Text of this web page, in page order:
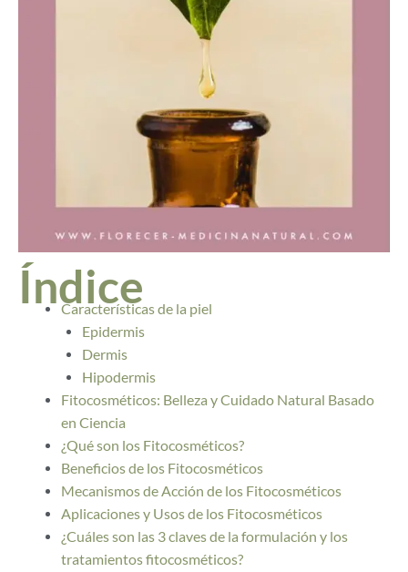
Índice
Características de la piel
Epidermis
Dermis
Hipodermis
Fitocosméticos: Belleza y Cuidado Natural Basado
en Ciencia
¿Qué son los Fitocosméticos?
Beneficios de los Fitocosméticos
Mecanismos de Acción de los Fitocosméticos
Aplicaciones y Usos de los Fitocosméticos
¿Cuáles son las 3 claves de la formulación y los
tratamientos fitocosméticos?